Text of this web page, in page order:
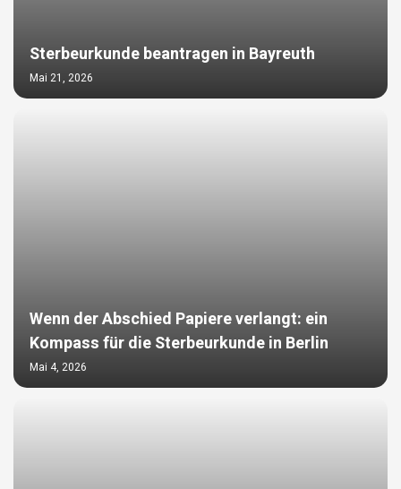
Sterbeurkunde beantragen in Bayreuth
Mai 21, 2026
Wenn der Abschied Papiere verlangt: ein
Kompass für die Sterbeurkunde in Berlin
Mai 4, 2026